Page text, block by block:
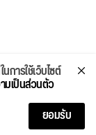
นิยม ติดต่อเรา
ารใช้เว็บไซต์
มเป็นส่วนตัว
ยอมรับ